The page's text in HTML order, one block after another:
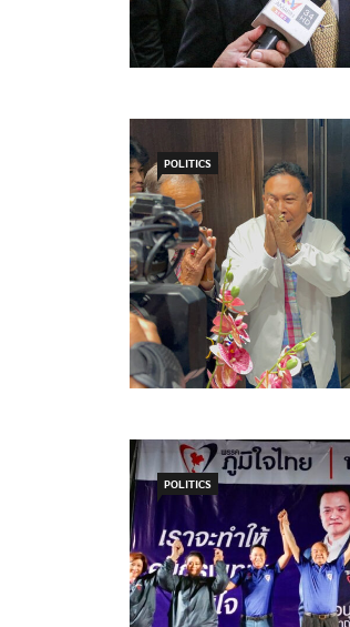
POLITICS
POLITICS